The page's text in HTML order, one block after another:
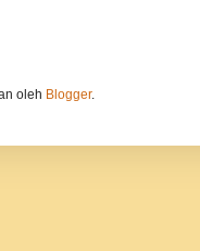
oleh Blogger.